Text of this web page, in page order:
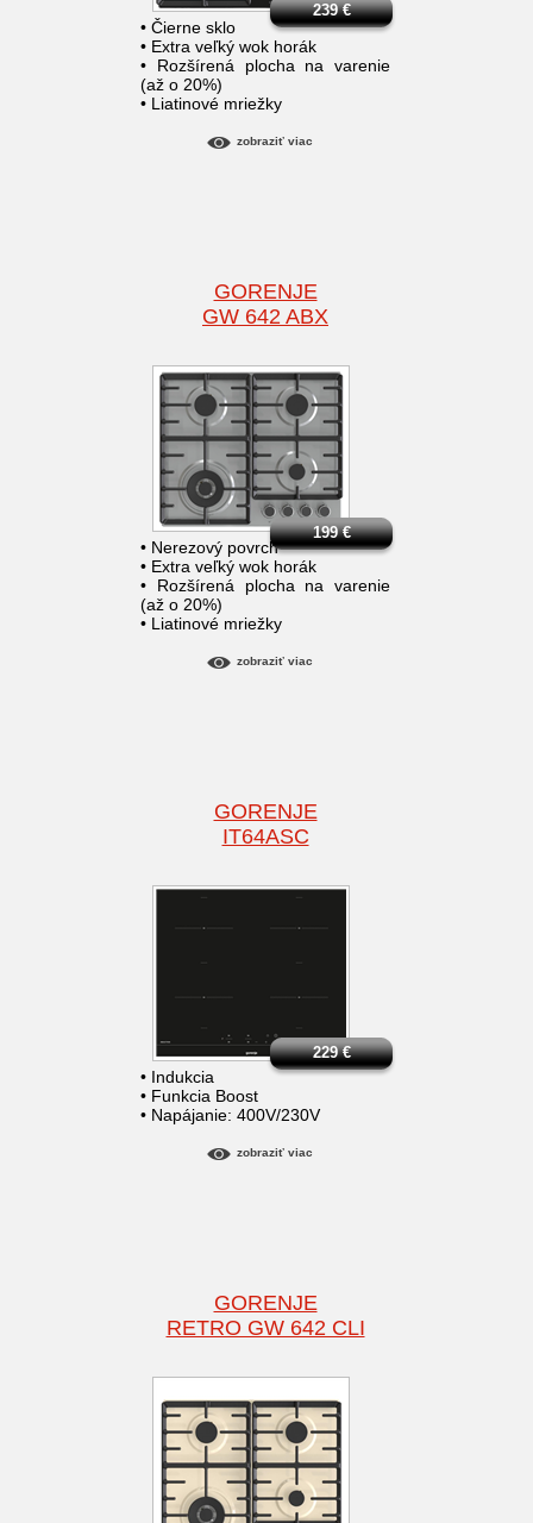
• Čierne sklo
• Extra veľký wok horák
• Rozšírená plocha na varenie
(až o 20%)
• Liatinové mriežky
239€
zobraziť viac
GORENJE
GW 642 ABX
• Nerezový povrch
• Extra veľký wok horák
• Rozšírená plocha na varenie
(až o 20%)
• Liatinové mriežky
199€
zobraziť viac
GORENJE
IT64ASC
• Indukcia
• Funkcia Boost
• Napájanie: 400V/230V
229€
zobraziť viac
GORENJE
RETRO GW 642 CLI